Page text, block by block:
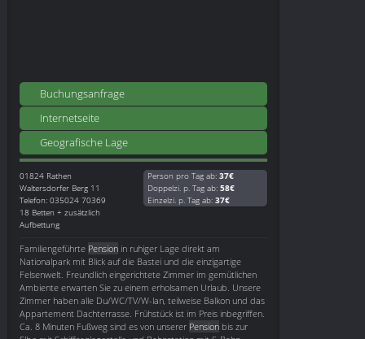
Buchungsanfrage
Internetseite
Geografische Lage
01824 Rathen
Waltersdorfer Berg 11
Telefon: 035024 70369
18 Betten + zusätzlich
Aufbettung
Person pro Tag ab: 37€
Doppelzi. p. Tag ab: 58€
Einzelzi. p. Tag ab: 37€
Familiengeführte Pensionin ruhiger Lage direkt am
Nationalpark mit Blick auf die Bastei und die einzigartige
Felsenwelt. Freundlich eingerichtete Zimmer im gemütlichen
Ambiente erwarten Sie zu einem erholsamen Urlaub. Unsere
Zimmer haben alle Du/WC/TV/W-lan, teilweise Balkon und das
Appartement Dachterrasse. Frühstück ist im Preis inbegriffen.
Ca. 8 Minuten Fußweg sind es von unserer Pensionbis zur